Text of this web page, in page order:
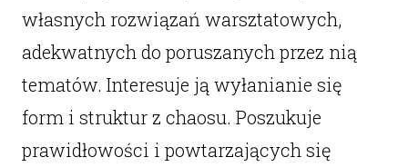
własnych rozwiązań warsztatowych,
adekwatnych do poruszanych przez nią
tematów. Interesuje ją wyłanianie się
form i struktur z chaosu. Poszukuje
prawidłowości i powtarzających się